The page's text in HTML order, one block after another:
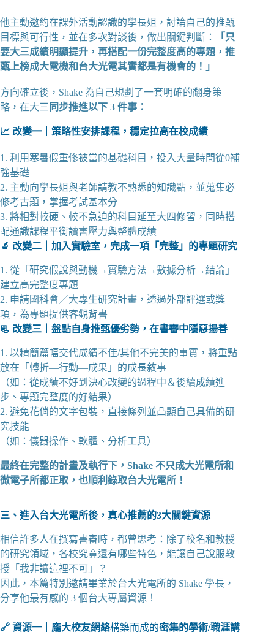
他主動邀約在課外活動認識的學長姐，討論自己的推甄
目標與可行性，並在多次對談後，做出關鍵判斷：
「只
要大三成績明顯提升，再搭配一份完整度高的專題，推
甄上榜成大電機和台大光電其實都是有機會的！」
方向確立後，Shake 為自己規劃了一套明確的翻身策
略，在大三 同步推進以下 3 件事：
📈 改變一｜策略性安排課程，穩定拉高在校成績
1. 利用寒暑假重修被當的基礎科目，投入大量時間從0補
強基礎
2. 主動向學長姐與老師請教不熟悉的知識點，並蒐集必
修考古題，掌握考試基本分
3. 將相對較硬、較不急迫的科目延至大四修習，同時搭
配通識課程平衡讀書壓力與整體成績
🔬 改變二｜加入實驗室，完成一項「完整」的專題研究
1. 從「研究假說與動機→實驗方法→數據分析→結論」
建立高完整度專題
2. 申請國科會／大專生研究計畫，透過外部評選或獎
項，為專題提供客觀背書
📃 改變三｜盤點自身推甄優劣勢，在書審中隱惡揚善
1. 以精簡篇幅交代成績不佳/其他不完美的事實，將重點
放在「轉折—行動—成果」的成長敘事
（如：從成績不好到決心改變的過程中＆後續成績進
步、專題完整度的好結果）
2. 避免花俏的文字包裝，直接條列並凸顯自己具備的研
究技能
（如：儀器操作、軟體、分析工具）
最終在完整的計畫及執行下，Shake 不只成大光電所和
微電子所都正取，也順利錄取台大光電所！
三、進入台大光電所後，真心推薦的3大關鍵資源
相信許多人在撰寫書審時，都曾思考：除了校名和教授
的研究領域，各校究竟還有哪些特色，能讓自己說服教
授「我非讀這裡不可」？
因此，本篇特別邀請畢業於台大光電所的 Shake 學長，
分享他最有感的 3 個台大專屬資源！
🔗 資源一｜龐大校友網絡構築而成的密集的學術/職涯講